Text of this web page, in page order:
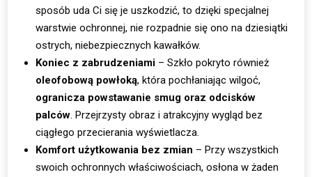
sposób uda Ci się je uszkodzić, to dzięki specjalnej
warstwie ochronnej, nie rozpadnie się ono na dziesiątki
ostrych, niebezpiecznych kawałków.
Koniec z zabrudzeniami – Szkło pokryto również
oleofobową powłoką, która pochłaniając wilgoć,
ogranicza powstawanie smug oraz odcisków
palców . Przejrzysty obraz i atrakcyjny wygląd bez
ciągłego przecierania wyświetlacza.
Komfort użytkowania bez zmian – Przy wszystkich
swoich ochronnych właściwościach, osłona w żaden